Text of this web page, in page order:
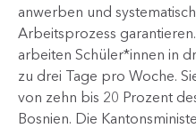
anwerben und
Arbeitsprozess
arbeiten Schüler*innen in
zu drei Tage pro Woche.
von zehn bis 20 Prozent
Bosnien. Die